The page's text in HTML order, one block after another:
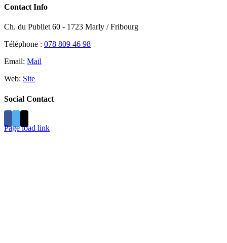
Contact Info
Ch. du Publiet 60 - 1723 Marly / Fribourg
Téléphone : 078 809 46 98
Email: Mail
Web: Site
Social Contact
Page load link